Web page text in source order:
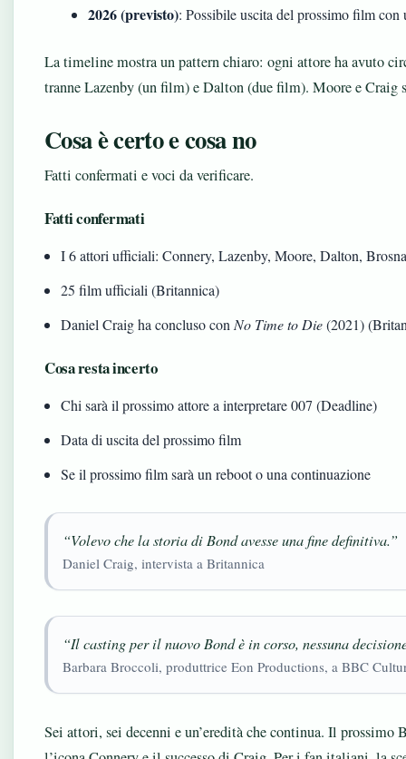
2026 (previsto): Possibile uscita del prossimo film con
La timeline mostra un pattern chiaro: ogni attore ha avuto
tranne Lazenby (un film) e Dalton (due film). Moore e Craig
Cosa è certo e cosa no
Fatti confermati e voci da verificare.
Fatti confermati
I 6 attori ufficiali: Connery, Lazenby, Moore, Dalton,
25 film ufficiali (Britannica)
Daniel Craig ha concluso con No Time to Die(2021)
Cosa resta incerto
Chi sarà il prossimo attore a interpretare 007 (Deadline)
Data di uscita del prossimo film
Se il prossimo film sarà un reboot o una continuazione
“Volevo che la storia di Bond avesse una fine definitiva.”
Daniel Craig, intervista a Britannica
“Il casting per il nuovo Bond è in corso, nessuna
Barbara Broccoli, produttrice Eon Productions, a BBC
Sei attori, sei decenni e un’eredità che continua. Il prossimo